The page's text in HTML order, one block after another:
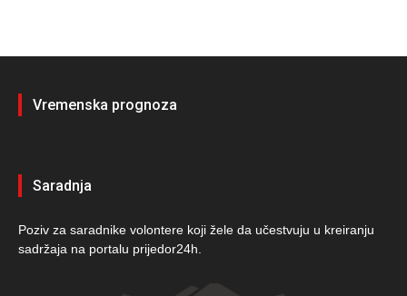
Vremenska prognoza
Saradnja
Poziv za saradnike volontere koji žele da učestvuju u kreiranju
sadržaja na portalu prijedor24h.